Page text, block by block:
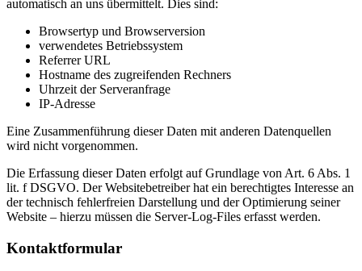
automatisch an uns übermittelt. Dies sind:
Browsertyp und Browserversion
verwendetes Betriebssystem
Referrer URL
Hostname des zugreifenden Rechners
Uhrzeit der Serveranfrage
IP-Adresse
Eine Zusammenführung dieser Daten mit anderen Datenquellen
wird nicht vorgenommen.
Die Erfassung dieser Daten erfolgt auf Grundlage von Art. 6 Abs. 1
lit. f DSGVO. Der Websitebetreiber hat ein berechtigtes Interesse an
der technisch fehlerfreien Darstellung und der Optimierung seiner
Website – hierzu müssen die Server-Log-Files erfasst werden.
Kontaktformular